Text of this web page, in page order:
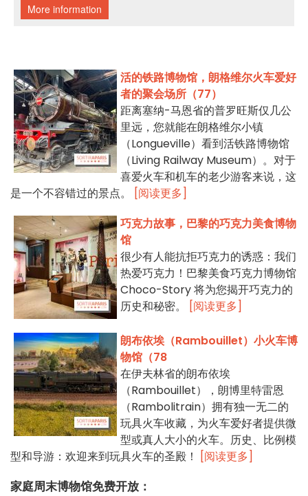
活的铁路博物馆，朗格维尔火车爱好
者的聚会场所（77）
距离塞纳-马恩省的普罗旺斯仅几公
里远，您就能在朗格维尔小镇
（Longueville）看到活铁路博物馆
（Living Railway Museum）。对于
喜爱火车和机车的老少游客来说，这
是一个不容错过的景点。
[阅读更多]
巧克力故事，巴黎的巧克力美食博物
馆
很少有人能抗拒巧克力的诱惑：我们
热爱巧克力！巴黎美食巧克力博物馆
Choco-Story 将为您揭开巧克力的
历史和秘密。
[阅读更多]
朗布依埃（Rambouillet）小火车博
物馆（78
在伊夫林省的朗布依埃
（Rambouillet），朗博里特雷恩
（Rambolitrain）拥有独一无二的
玩具火车收藏，为火车爱好者提供微
型或真人大小的火车。历史、比例模
型和导游：欢迎来到玩具火车的圣殿！
[阅读更多]
家庭周末博物馆免费开放：